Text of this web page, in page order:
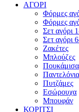
ΑΓΟΡΙ
Φόρμες
Φόρμες
Σετ αγόρι
Σετ αγόρι
Ζακέτες
Μπλούζες
Πουκάμισα
Παντελόνια
Πυτζάμες
Εσώρουχα
Μπουφάν
ΚΟΡΙΤΣΙ